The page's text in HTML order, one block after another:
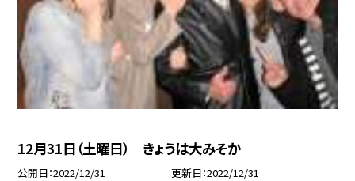
12月31日（土曜日） きょうは大みそか
公開日 2022/12/31 更新日 2022/12/31